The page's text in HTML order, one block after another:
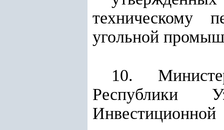
техническому
угольной
10.
Республики